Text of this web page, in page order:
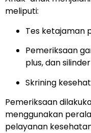
meliputi:
Tes ketajaman
Pemeriksaan
plus, dan silinder
Skrining
Pemeriksaan
menggunakan
pelayanan